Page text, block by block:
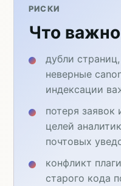
РИСКИ
Что
дубли
неверные
индексации
потеря
целей
почтовых
конфликт
старого кода